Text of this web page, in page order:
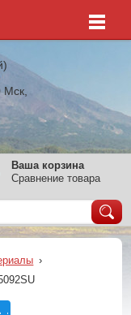
Ваша корзина
Сравнение товара
›